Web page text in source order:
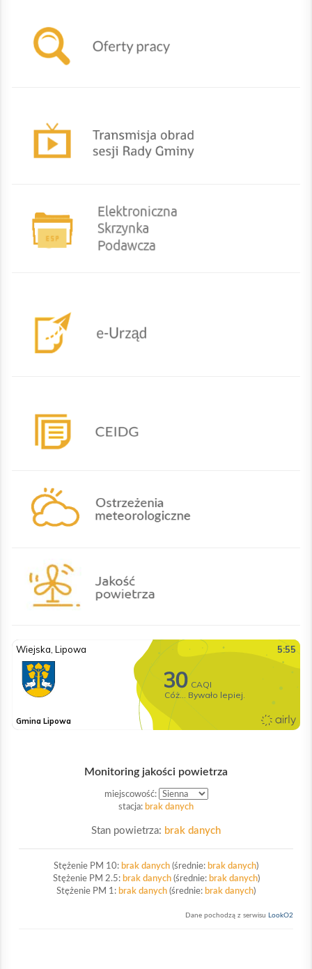
Monitoring jakości powietrza
miejscowość:
stacja: brak danych
Stan powietrza: brak danych
Stężenie PM 10: brak danych (średnie: brak danych)
Stężenie PM 2.5: brak danych(średnie: brak danych)
Stężenie PM 1: brak danych (średnie: brak danych)
Dane pochodzą z serwisu LookO2